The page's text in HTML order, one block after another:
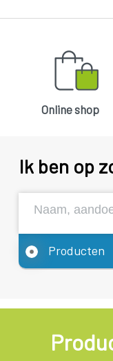
Online shop
Ik ben op
Producten